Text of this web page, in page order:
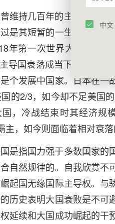
持几百年的主导地位；
是其短暂的一生，目前尚
第一次世界大战结束以
导国衰落成当下的普通大
个发展中国家。日本在一
的2/3，如今却不足美国
，冷战结束时其经济规
，如今则面临着相对衰落
是指国力强于多数国家的
自然规律的。自我欣赏不
起国无缘国际主导权。与
历史表明大国衰败是不可
延续和大国成功崛起的干
中文